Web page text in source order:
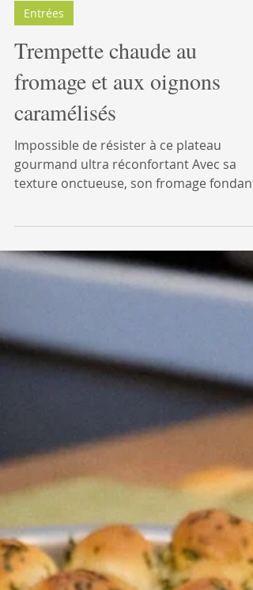
Entrées
Trempette chaude au
fromage et aux oignons
caramélisés
Impossible de résister à ce plateau
cette recette met l’oignon à l’honneur
d’une façon totalement décadente… au
point où même les plus sceptiques
exactement pour cette raison que j’ai
cette recette! Elle se retrouvera à la fin de
mon tout premier album jeunesse
«Philémon ne sent pas bon», qui paraîtra